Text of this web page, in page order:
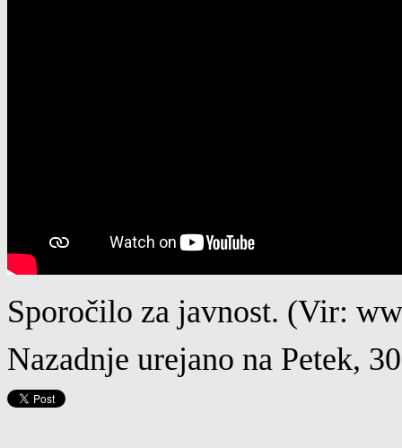
Sporočilo za javnost. (Vir:
Nazadnje urejano na Petek,